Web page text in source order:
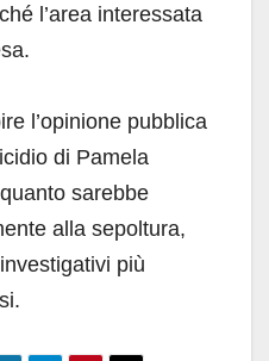
l’area interessata
l’opinione pubblica
di Pamela
sarebbe
alla sepoltura,
più